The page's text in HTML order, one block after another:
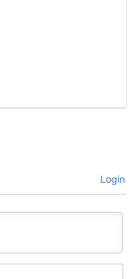
Login